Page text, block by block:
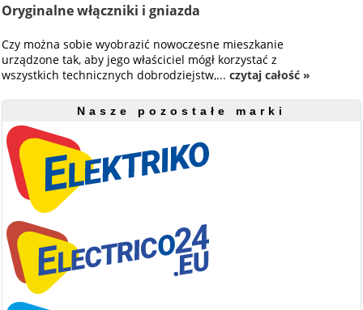
Oryginalne włączniki i gniazda
Czy można sobie wyobrazić nowoczesne mieszkanie
urządzone tak, aby jego właściciel mógł korzystać z
wszystkich technicznych dobrodziejstw,...czytaj całość »
Nasze pozostałe marki